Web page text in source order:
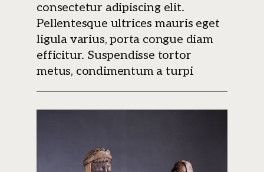
consectetur adipiscing elit.
Pellentesque ultrices mauris eget
ligula varius, porta congue diam
efficitur. Suspendisse tortor
metus, condimentum a turpi